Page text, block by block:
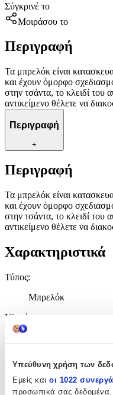
Υπεύθυνη χρήση των
Εμείς και οι 1022
προσωπικά σας
Σύγκρινέ το
Μοιράσου το
Περιγραφή
Τα μπρελόκ είναι
και έχουν όμορφο
στην τσάντα, το κλειδί του
αντικείμενο θέλετε να
Περιγραφή
+
Περιγραφή
Τα μπρελόκ είναι
και έχουν όμορφο
στην τσάντα, το κλειδί του
αντικείμενο θέλετε να
Χαρακτηριστικά
Τύπος:
Μπρελόκ
Υλικό
Μπλε